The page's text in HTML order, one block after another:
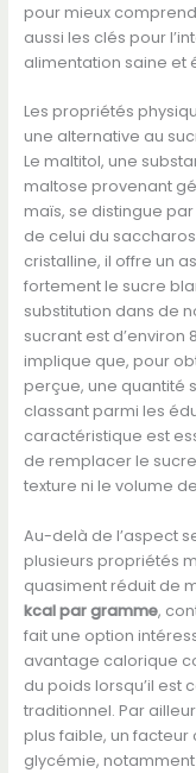
pour mieux
aussi les clés pour
alimentation saine et
Les propriétés
une alternative au
Le maltitol, une
maltose provenant
maïs, se distingue
de celui du
cristalline, il offre un
fortement le sucre
substitution dans de
sucrant est d’environ
implique que, pour
perçue, une quantité
classant parmi les
caractéristique est
de remplacer le
texture ni le volume
Au-delà de l’aspect
plusieurs propriétés
quasiment réduit de
kcal par gramme,
fait une option
avantage calorique
du poids lorsqu’il est
traditionnel. Par
plus faible, un facteur
glycémie,